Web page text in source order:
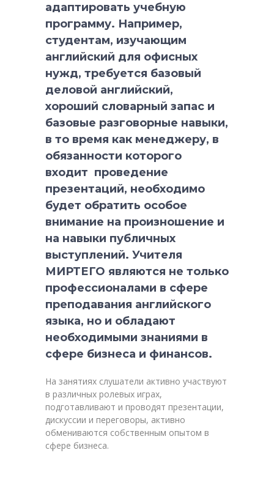
адаптировать учебную
программу. Например,
студентам, изучающим
английский для офисных
нужд, требуется базовый
деловой английский,
хороший словарный запас и
базовые разговорные навыки,
в то время как менеджеру, в
обязанности которого
входит проведение
презентаций, необходимо
будет обратить особое
внимание на произношение и
на навыки публичных
выступлений. Учителя
МИРТЕГО являются не только
профессионалами в сфере
преподавания английского
языка, но и обладают
необходимыми знаниями в
сфере бизнеса и финансов.
На занятиях слушатели активно участвуют
в различных ролевых играх,
подготавливают и проводят презентации,
дискуссии и переговоры, активно
обмениваются собственным опытом в
сфере бизнеса.